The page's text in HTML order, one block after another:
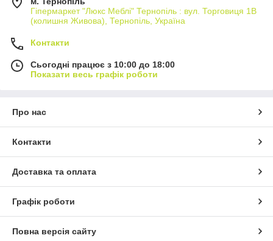
Гіпермаркет "Люкс Меблі" Тернопіль : вул. Торговиця 1В
(колишня Живова), Тернопіль, Україна
Контакти
Сьогодні працює з 10:00 до 18:00
Показати весь графік роботи
Про нас
Контакти
Доставка та оплата
Графік роботи
Повна версія сайту